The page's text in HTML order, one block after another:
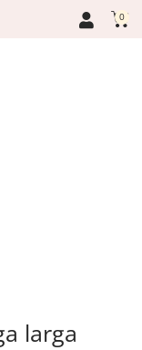
0
larga